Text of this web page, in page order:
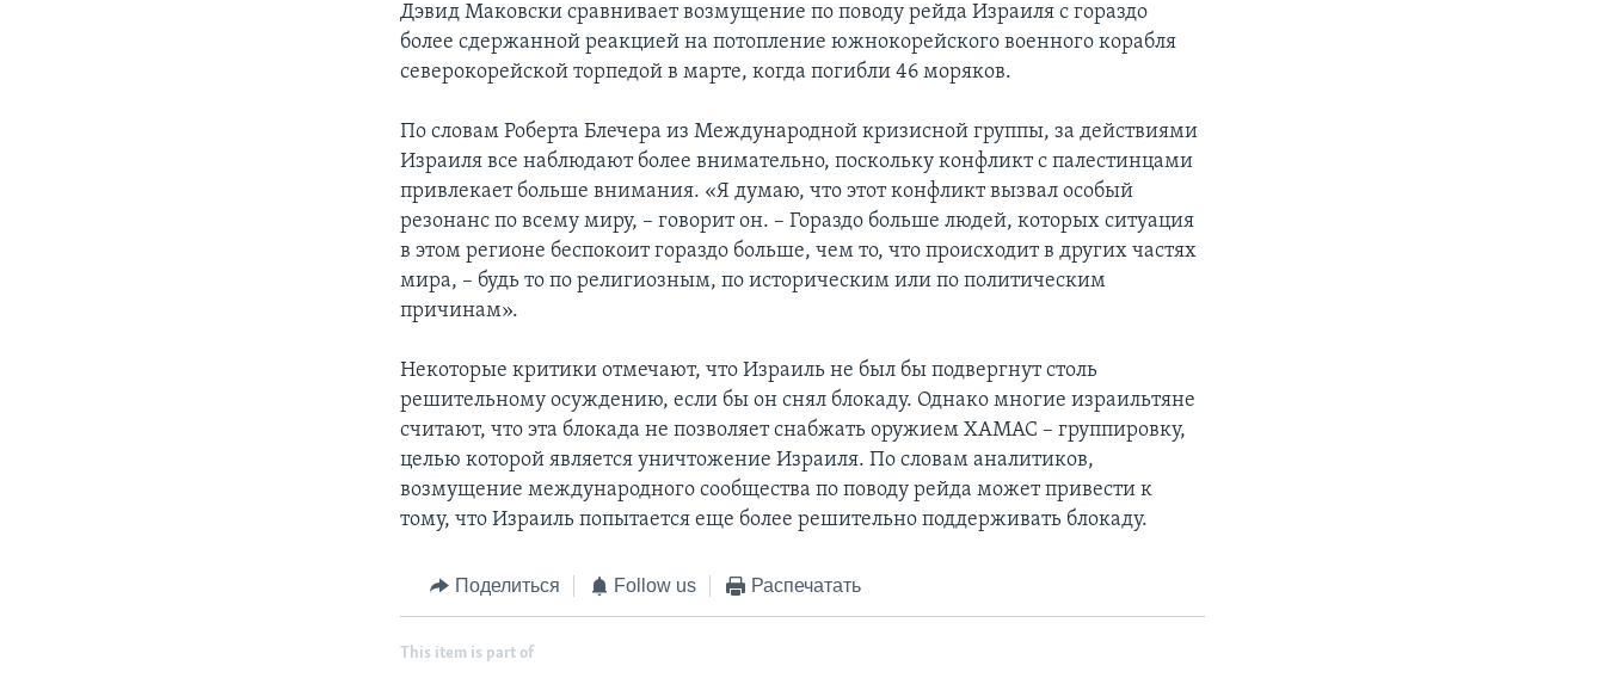
Дэвид Маковски сравнивает возмущение по поводу рейда Израиля с гораздо
более сдержанной реакцией на потопление южнокорейского военного корабля
северокорейской торпедой в марте, когда погибли 46 моряков.
По словам Роберта Блечера из Международной кризисной группы, за действиями
Израиля все наблюдают более внимательно, поскольку конфликт с палестинцами
привлекает больше внимания. «Я думаю, что этот конфликт вызвал особый
резонанс по всему миру, – говорит он. – Гораздо больше людей, которых ситуация
в этом регионе беспокоит гораздо больше, чем то, что происходит в других частях
мира, – будь то по религиозным, по историческим или по политическим
причинам».
Некоторые критики отмечают, что Израиль не был бы подвергнут столь
решительному осуждению, если бы он снял блокаду. Однако многие израильтяне
считают, что эта блокада не позволяет снабжать оружием ХАМАС – группировку,
целью которой является уничтожение Израиля. По словам аналитиков,
возмущение международного сообщества по поводу рейда может привести к
тому, что Израиль попытается еще более решительно поддерживать блокаду.
Поделиться Follow us Распечатать
This item is part of